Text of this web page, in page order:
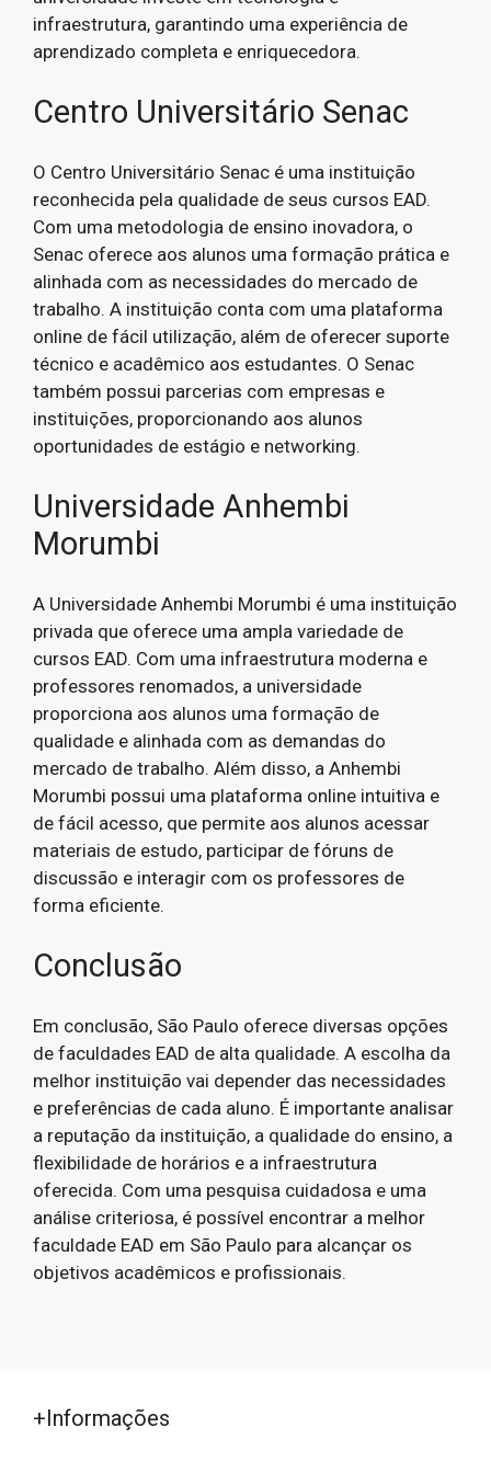
infraestrutura, garantindo uma experiência de
aprendizado completa e enriquecedora.
Centro Universitário Senac
O Centro Universitário Senac é uma instituição
reconhecida pela qualidade de seus cursos EAD.
Com uma metodologia de ensino inovadora, o
Senac oferece aos alunos uma formação prática e
alinhada com as necessidades do mercado de
trabalho. A instituição conta com uma plataforma
online de fácil utilização, além de oferecer suporte
técnico e acadêmico aos estudantes. O Senac
também possui parcerias com empresas e
instituições, proporcionando aos alunos
oportunidades de estágio e networking.
Universidade Anhembi
Morumbi
A Universidade Anhembi Morumbi é uma instituição
privada que oferece uma ampla variedade de
cursos EAD. Com uma infraestrutura moderna e
professores renomados, a universidade
proporciona aos alunos uma formação de
qualidade e alinhada com as demandas do
mercado de trabalho. Além disso, a Anhembi
Morumbi possui uma plataforma online intuitiva e
de fácil acesso, que permite aos alunos acessar
materiais de estudo, participar de fóruns de
discussão e interagir com os professores de
forma eficiente.
Conclusão
Em conclusão, São Paulo oferece diversas opções
de faculdades EAD de alta qualidade. A escolha da
melhor instituição vai depender das necessidades
e preferências de cada aluno. É importante analisar
a reputação da instituição, a qualidade do ensino, a
flexibilidade de horários e a infraestrutura
oferecida. Com uma pesquisa cuidadosa e uma
análise criteriosa, é possível encontrar a melhor
faculdade EAD em São Paulo para alcançar os
objetivos acadêmicos e profissionais.
+Informações